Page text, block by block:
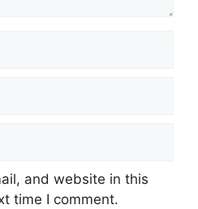
and website in this
time I comment.